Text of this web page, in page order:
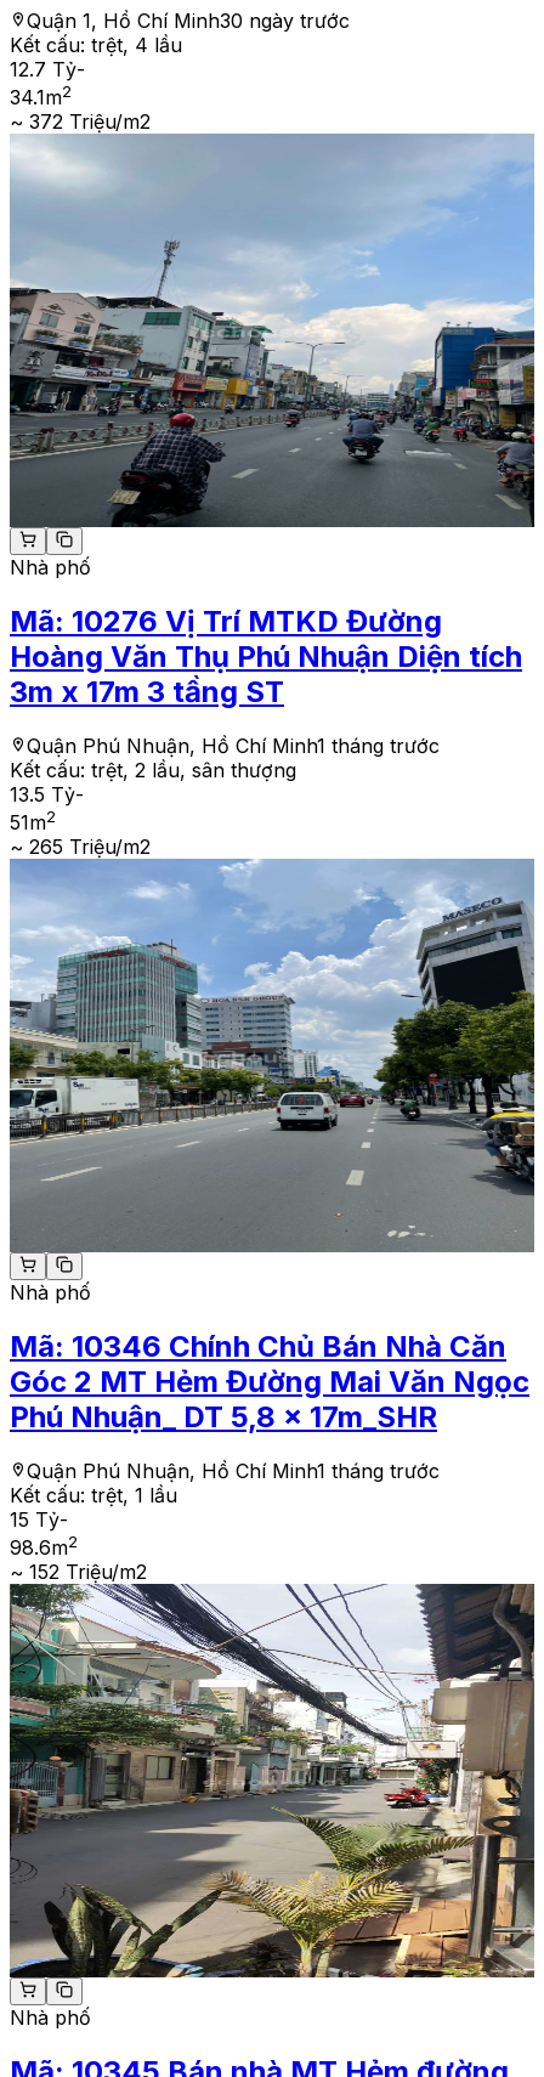
Quận 1, Hồ Chí Minh30 ngày trước
Kết cấu: trệt, 4 lầu
12.7 Tỷ-
34.1m2
~ 372 Triệu/m2
Nhà phố
Mã: 10276 Vị Trí MTKD Đường
Hoàng Văn Thụ Phú Nhuận Diện tích
3m x 17m 3 tầng ST
Quận Phú Nhuận, Hồ Chí Minh1 tháng trước
Kết cấu: trệt, 2 lầu, sân thượng
13.5 Tỷ-
51m2
~ 265 Triệu/m2
Nhà phố
Mã: 10346 Chính Chủ Bán Nhà Căn
Góc 2 MT Hẻm Đường Mai Văn Ngọc
Phú Nhuận_ DT 5,8 x 17m_SHR
Quận Phú Nhuận, Hồ Chí Minh1 tháng trước
Kết cấu: trệt, 1 lầu
15 Tỷ-
98.6m2
~ 152 Triệu/m2
Nhà phố